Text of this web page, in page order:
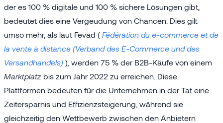
der es 100 % digitale und 100 % sichere Lösungen gibt,
bedeutet dies eine Vergeudung von Chancen. Dies gilt
umso mehr, als laut Fevad ( Fédération du e-commerce et de
la vente à distance (Verband des E-Commerce und des
Versandhandels) ), werden 75 % der B2B-Käufe von einem
Marktplatz bis zum Jahr 2022 zu erreichen. Diese
Plattformen bedeuten für die Unternehmen in der Tat eine
Zeitersparnis und Effizienzsteigerung, während sie
gleichzeitig den Wettbewerb zwischen den Anbietern